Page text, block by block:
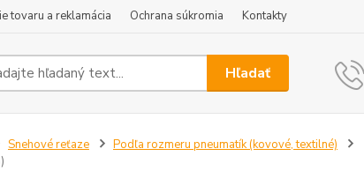
tovaru a reklamácia Ochrana súkromia Kontakty
Hľadať
Snehové reťaze Podľa rozmeru pneumatík (kovové, textilné)